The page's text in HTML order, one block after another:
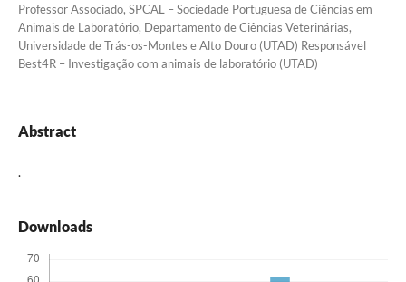
Professor Associado, SPCAL – Sociedade Portuguesa de Ciências em
Animais de Laboratório, Departamento de Ciências Veterinárias,
Universidade de Trás-os-Montes e Alto Douro (UTAD) Responsável
Best4R – Investigação com animais de laboratório (UTAD)
Abstract
.
Downloads